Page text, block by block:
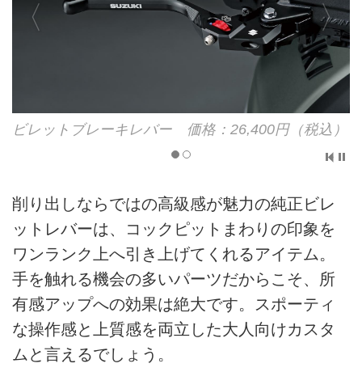
ビレットブレーキレバー 価格：26,400円（税込）
削り出しならではの高級感が魅力の純正ビレ
ットレバーは、コックピットまわりの印象を
ワンランク上へ引き上げてくれるアイテム。
手を触れる機会の多いパーツだからこそ、所
有感アップへの効果は絶大です。スポーティ
な操作感と上質感を両立した大人向けカスタ
ムと言えるでしょう。